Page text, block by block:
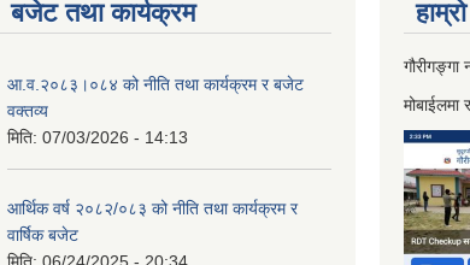
बजेट तथा कार्यक्रम
आ.व.२०८३।०८४ को नीति तथा कार्यक्रम र बजेट
वक्तव्य
मिति: 07/03/2026 - 14:13
आर्थिक वर्ष २०८२/०८३ को नीति तथा कार्यक्रम र
वार्षिक बजेट
मोबाईलमा